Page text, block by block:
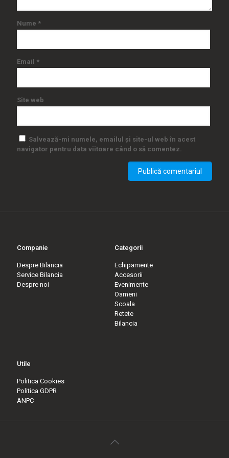
Nume *
Email *
Site web
Salvează-mi numele, emailul și site-ul web în acest
navigator pentru data viitoare când o să comentez.
Companie
Despre Bilancia
Service Bilancia
Despre noi
Categorii
Echipamente
Accesorii
Evenimente
Oameni
Scoala
Retete
Bilancia
Utile
Politica Cookies
Politica GDPR
ANPC